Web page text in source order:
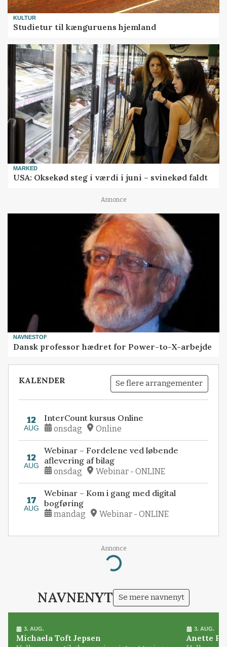
KULTUR
Studietur til kænguruens hjemland
MARKED
USA: Oksekød steg i værdi i juni – svinekød faldt
Annonce
NAVNESTOF
Dansk professor hædret for Power-to-X-arbejde
KALENDER Se flere arrangementer
12
AUG
InterCount kursus Online
onsdag Online
12
AUG
Webinar – Fordelene ved løbende
aflevering af bilag
onsdag Webinar - ONLINE
17
AUG
Webinar – Kom i gang med digital
bogføring
mandag Webinar - ONLINE
Annonce
Loading...
NAVNENYT Se mere navnenyt
3. AUG.
Michaela Toft Jepsen
3. AUG.
Anette